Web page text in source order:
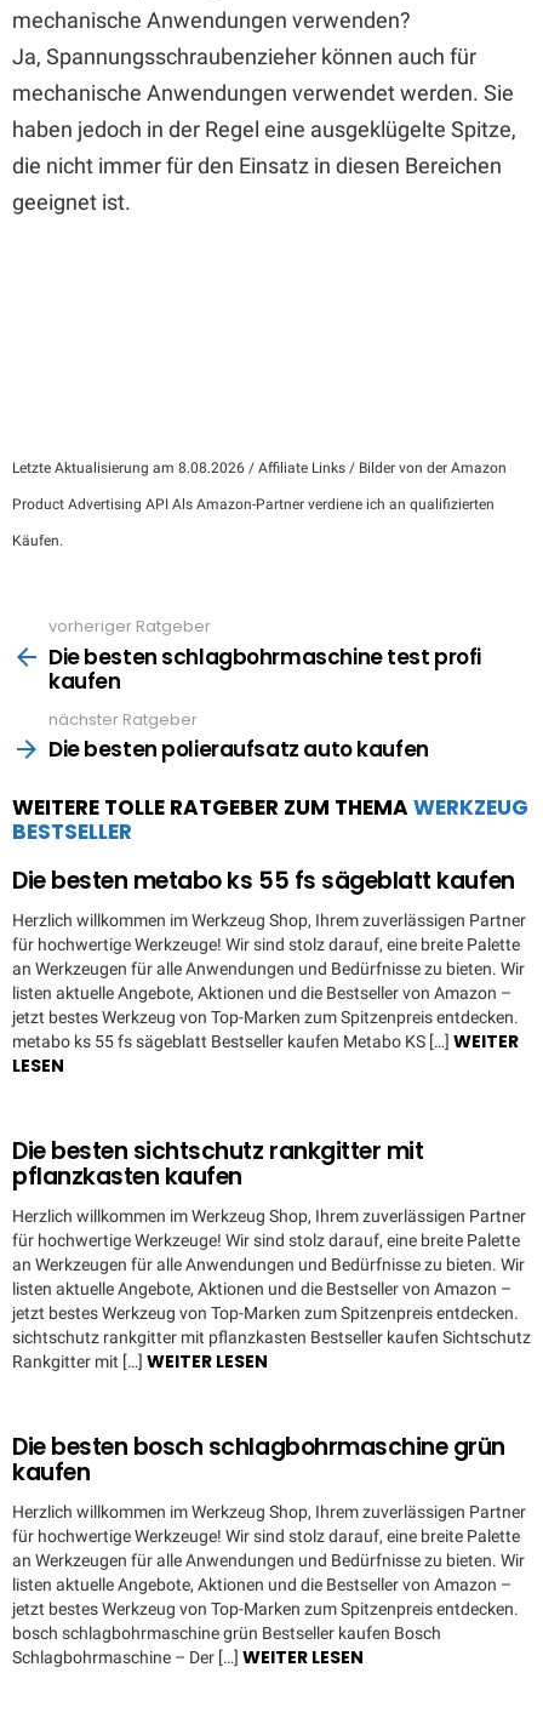
mechanische Anwendungen verwenden?
Ja, Spannungsschraubenzieher können auch für
mechanische Anwendungen verwendet werden. Sie
haben jedoch in der Regel eine ausgeklügelte Spitze,
die nicht immer für den Einsatz in diesen Bereichen
geeignet ist.
Letzte Aktualisierung am 8.08.2026 / Affiliate Links / Bilder von der Amazon
Product Advertising API Als Amazon-Partner verdiene ich an qualifizierten
Käufen.
more
vorheriger Ratgeber
Die besten schlagbohrmaschine test profi
kaufen
nächster Ratgeber
Die besten polieraufsatz auto kaufen
WEITERE TOLLE RATGEBER ZUM THEMAWERKZEUG
BESTSELLER
Die besten metabo ks 55 fs sägeblatt kaufen
Herzlich willkommen im Werkzeug Shop, Ihrem zuverlässigen Partner
für hochwertige Werkzeuge! Wir sind stolz darauf, eine breite Palette
an Werkzeugen für alle Anwendungen und Bedürfnisse zu bieten. Wir
listen aktuelle Angebote, Aktionen und die Bestseller von Amazon –
jetzt bestes Werkzeug von Top-Marken zum Spitzenpreis entdecken.
metabo ks 55 fs sägeblatt Bestseller kaufen Metabo KS […] WEITER
LESEN
Die besten sichtschutz rankgitter mit
pflanzkasten kaufen
Herzlich willkommen im Werkzeug Shop, Ihrem zuverlässigen Partner
für hochwertige Werkzeuge! Wir sind stolz darauf, eine breite Palette
an Werkzeugen für alle Anwendungen und Bedürfnisse zu bieten. Wir
listen aktuelle Angebote, Aktionen und die Bestseller von Amazon –
jetzt bestes Werkzeug von Top-Marken zum Spitzenpreis entdecken.
sichtschutz rankgitter mit pflanzkasten Bestseller kaufen Sichtschutz
Rankgitter mit […] WEITER LESEN
Die besten bosch schlagbohrmaschine grün
kaufen
Herzlich willkommen im Werkzeug Shop, Ihrem zuverlässigen Partner
für hochwertige Werkzeuge! Wir sind stolz darauf, eine breite Palette
an Werkzeugen für alle Anwendungen und Bedürfnisse zu bieten. Wir
listen aktuelle Angebote, Aktionen und die Bestseller von Amazon –
jetzt bestes Werkzeug von Top-Marken zum Spitzenpreis entdecken.
bosch schlagbohrmaschine grün Bestseller kaufen Bosch
Schlagbohrmaschine – Der […] WEITER LESEN